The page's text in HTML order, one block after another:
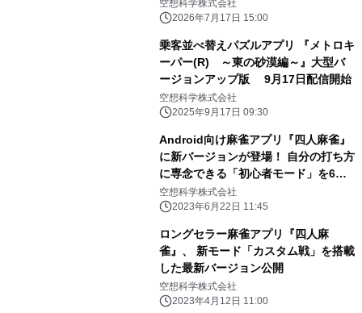
空想科学株式会社
2026年7月17日 15:00
乗客並べ替えパズルアプリ 『メトロキ
ーパー(R) ～東の砂漠編～』大型バ
ージョンアップ版 9月17日配信開始
空想科学株式会社
2025年9月17日 09:30
Android向け麻雀アプリ『四人麻雀』
に新バージョンが登場！ 自分の打ち方
に専念できる「初心者モード」を6月
21日に公開
空想科学株式会社
2023年6月22日 11:45
ロングセラー麻雀アプリ『四人麻
雀』、 新モード「カスタム戦」を搭載
した最新バージョン公開
空想科学株式会社
2023年4月12日 11:00